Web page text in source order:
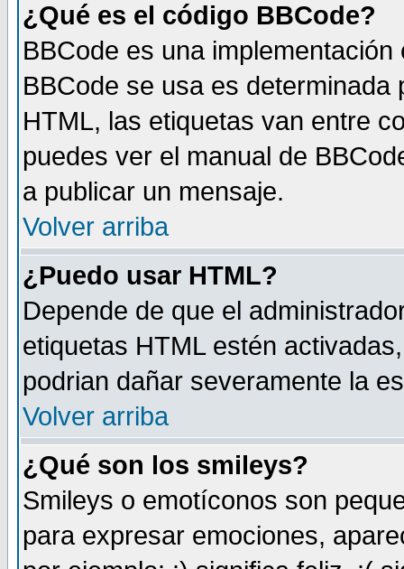
¿Qué es el código BBCode?
BBCode es una
BBCode se usa es
HTML, las etiquetas van entre
puedes ver el manual de
a publicar un mensaje.
Volver arriba
¿Puedo usar HTML?
Depende de que el
etiquetas HTML estén
podrian dañar severamente la
Volver arriba
¿Qué son los smileys?
Smileys o emotíconos son
para expresar emociones,